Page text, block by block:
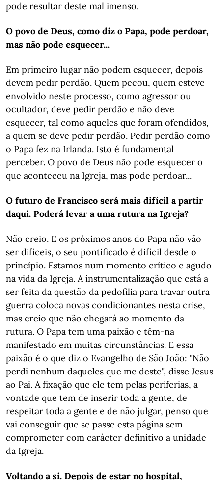
pode resultar deste mal imenso.
O povo de Deus, como diz o Papa, pode perdoar,
mas não pode esquecer...
Em primeiro lugar não podem esquecer, depois
devem pedir perdão. Quem pecou, quem esteve
envolvido neste processo, como agressor ou
ocultador, deve pedir perdão e não deve
esquecer, tal como aqueles que foram ofendidos,
a quem se deve pedir perdão. Pedir perdão como
o Papa fez na Irlanda. Isto é fundamental
perceber. O povo de Deus não pode esquecer o
que aconteceu na Igreja, mas pode perdoar...
O futuro de Francisco será mais difícil a partir
daqui. Poderá levar a uma rutura na Igreja?
Não creio. E os próximos anos do Papa não vão
ser difíceis, o seu pontificado é difícil desde o
princípio. Estamos num momento crítico e agudo
na vida da Igreja. A instrumentalização que está a
ser feita da questão da pedofilia para travar outra
guerra coloca novas condicionantes nesta crise,
mas creio que não chegará ao momento da
rutura. O Papa tem uma paixão e têm-na
manifestado em muitas circunstâncias. E essa
paixão é o que diz o Evangelho de São João: "Não
perdi nenhum daqueles que me deste", disse Jesus
ao Pai. A fixação que ele tem pelas periferias, a
vontade que tem de inserir toda a gente, de
respeitar toda a gente e de não julgar, penso que
vai conseguir que se passe esta página sem
comprometer com carácter definitivo a unidade
da Igreja.
Voltando a si. Depois de estar no hospital,